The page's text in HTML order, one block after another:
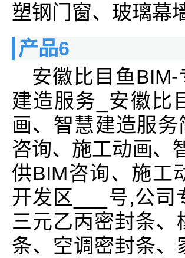
塑钢门窗、玻璃幕
产品6
安徽比目鱼
建造服务_安徽比
画、智慧建造服
咨询、施工动画、
供BIM咨询、施工
开发区___号,公司
三元乙丙密封条
条、空调密封条